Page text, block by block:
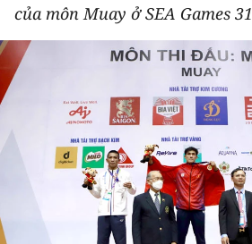
PHÁP LUẬT
DU LỊCH
THẾ GIỚI
THỂ THAO
GIÁO DỤC
của môn Muay ở SEA Games